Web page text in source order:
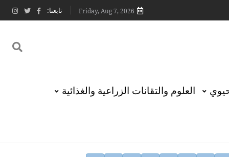
Friday, Aug 7, 2026 تابعنا:
العلوم والتقانات الزراعية والغذائية